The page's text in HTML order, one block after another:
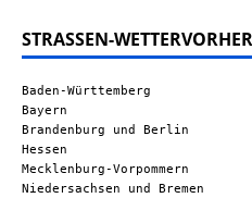
STRASSEN-
Baden-Württemberg
Bayern
Brandenburg und Berlin
Hessen
Mecklenburg-Vorpommern
Niedersachsen und Bremen